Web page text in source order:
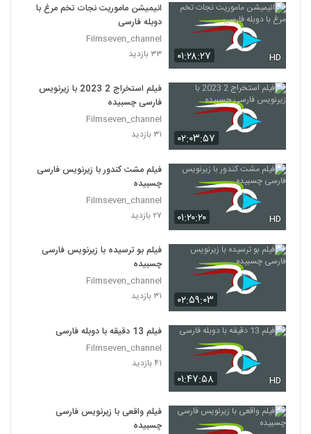
۰۱:۲۸:۲۷ HD
انیمیشن ماموریت نجات تخم مرغ با
دوبله فارسی
Filmseven_channel
۳۳ بازدید
۰۲:۰۳:۵۷
فیلم استخراج 2 2023 با زیرنویس
فارسی چسبیده
Filmseven_channel
۳۱ بازدید
۰۱:۲۰:۲۰ HD
فیلم مشت کندور با زیرنویس فارسی
چسبیده
Filmseven_channel
۲۷ بازدید
۰۲:۵۹:۰۳
فیلم بو ترسیده با زیرنویس فارسی
چسبیده
Filmseven_channel
۳۱ بازدید
۰۱:۴۷:۵۸ HD
فیلم 13 دقیقه با دوبله فارسی
Filmseven_channel
۴۱ بازدید
فیلم واقعی با زیرنویس فارسی
چسبیده